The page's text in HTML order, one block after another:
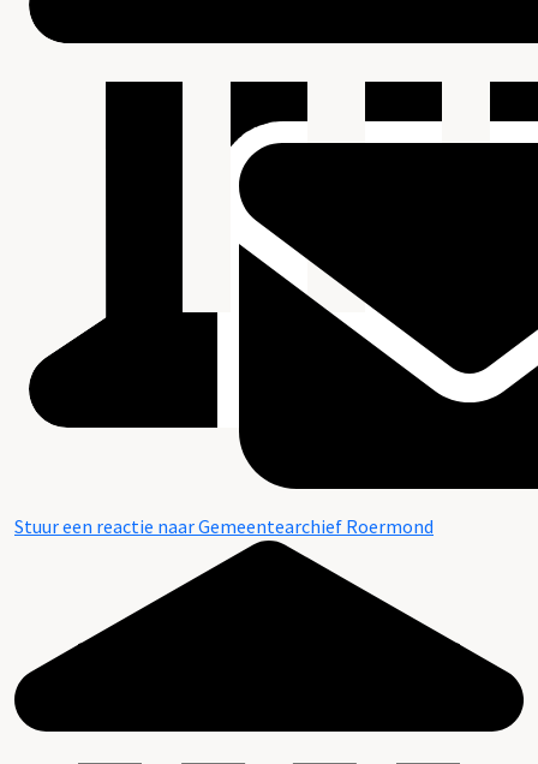
Stuur een reactie naar Gemeentearchief Roermond